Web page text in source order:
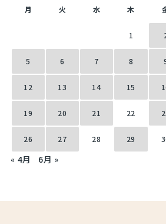
月 火 水 木
1
5 6 7 8
12 13 14 15
19 20 21 22
26 27 28 29
« 4月 6月 »